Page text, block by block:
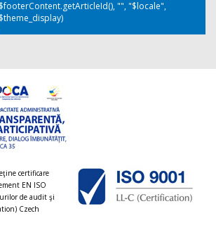
$footerContent.getArticleId(), "", "$locale",
$theme_display)
certificare
EN ISO
de audit şi
Czech